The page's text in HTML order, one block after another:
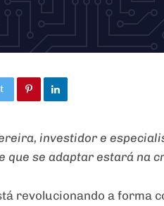
investidor e
que se adaptar estará na
revolucionando a forma